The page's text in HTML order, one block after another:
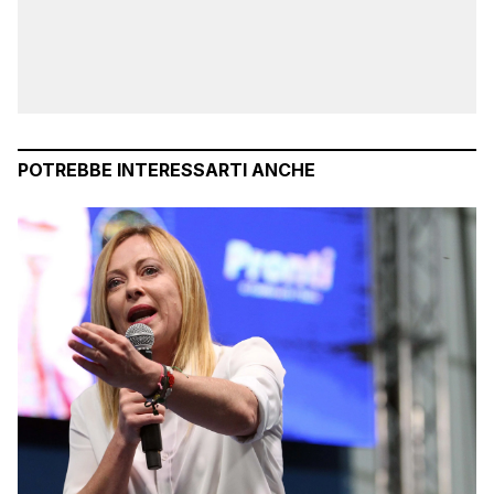
POTREBBE INTERESSARTI ANCHE